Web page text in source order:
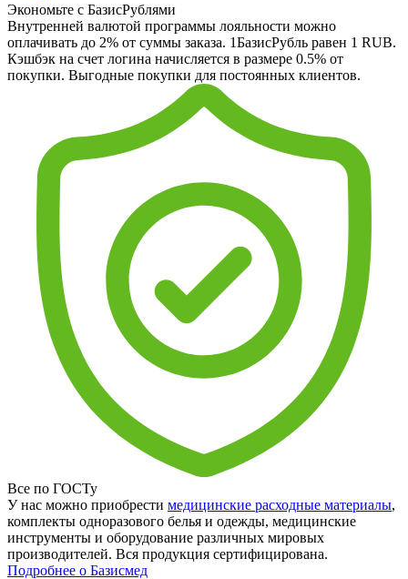
Экономьте с БазисРублями
Внутренней валютой программы лояльности можно
оплачивать до 2% от суммы заказа. 1БазисРубль равен 1 RUB.
Кэшбэк на счет логина начисляется в размере 0.5% от
покупки. Выгодные покупки для постоянных клиентов.
Все по ГОСТу
У нас можно приобрести медицинские расходные материалы,
комплекты одноразового белья и одежды, медицинские
инструменты и оборудование различных мировых
производителей. Вся продукция сертифицирована.
Подробнее о Базисмед